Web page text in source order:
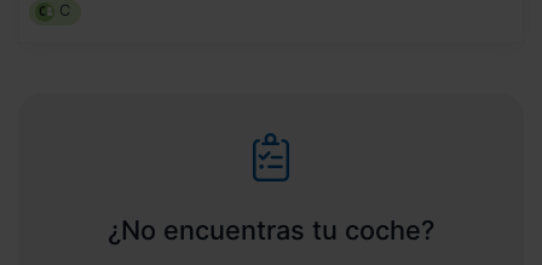
C
¿No encuentras tu coche?